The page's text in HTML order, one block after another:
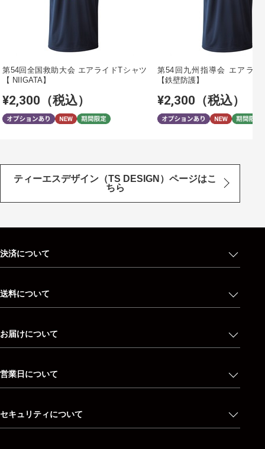
第54回全国救助大会 エアライドTシャツ
【 NIIGATA】
¥2,300（税込）
第54回九州指導会 エアライ
【鉄壁防護】
¥2,300（税込）
ティーエスデザイン（TS DESIGN）ページはこ
ちら
決済について
送料について
お届けについて
営業日について
セキュリティについて